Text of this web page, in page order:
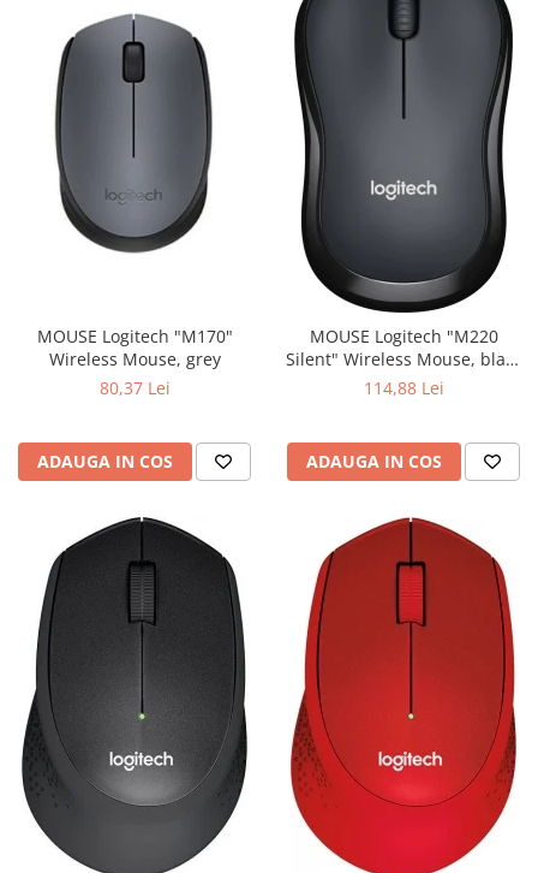
MOUSE Logitech "M170"
Wireless Mouse, grey
80,37 Lei
ADAUGA IN COS
MOUSE Logitech "M220
Silent" Wireless Mouse, black
"910-004878" (include timbru114,88 Lei
ADAUGA IN COS